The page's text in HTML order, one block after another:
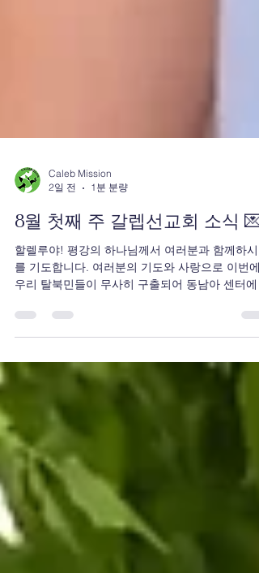
2일 전
1분 분량
8월 첫째 주 갈렙선교회 소식 💌
할렐루야! 평강의 하나님께서 여러분과 함께하시
우리 탈북민들이 무사히 구출되어 동남아 센터에
착했습니다. 이들은 앞으로 3개월 동안 예수님의
의 마중물이 될 것입니다. 무엇보다도 감사드립니
다. 제가 산에 올라와 우리 탈북민 센터에 있는 산
들과 함께 지내고 있습니다. 산양이 좋은 것 아시지
요? 우리 센터의 많은 산양이 무럭무럭 잘 자라고
습니다. 탈북민들이 영양 상태가 너무 좋지 않기 때
문에, 그들에게 도움을 주기 위해 저희가 시작하게
되었습니다. 사실 CCC의 창시자 김준곤 목사님께
살아 계셨을 때, 북한에 산양 보내기 운동을 하신
이 있습니다. 당시 수많은 CCC 대학생들이 산양을
북한에 보냈습니다. 그들은 때로 금식하며 돈을 모
았고, 제가 대학생이었을 때에도 학생들이 노가다
하며 돈을 모아 북한에 보낸 적이 있습니다. CCC